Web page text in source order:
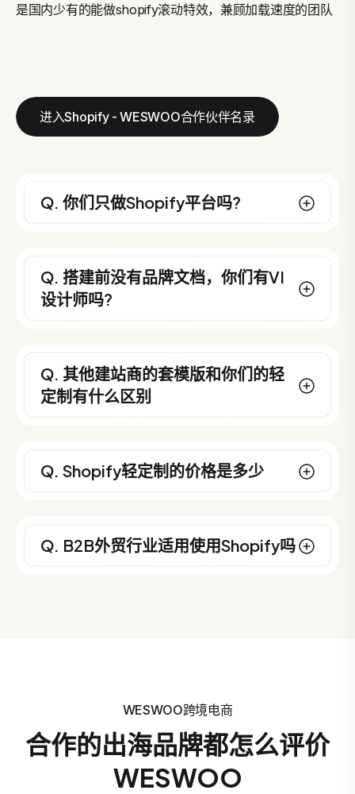
是国内少有的能做shopify滚动特效，兼顾加载速度的团队
进入Shopify - WESWOO合作伙伴名录
Q. 你们只做Shopify平台吗?
Q. 搭建前没有品牌文档，你们有VI
设计师吗?
Q. 其他建站商的套模版和你们的轻
定制有什么区别
Q. Shopify轻定制的价格是多少
Q. B2B外贸行业适用使用Shopify吗
WESWOO跨境电商
合作的出海品牌都怎么评价
WESWOO